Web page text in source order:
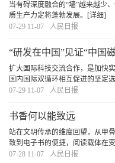
当有碍深度融合的“墙”越来越少
质生产力定将蓬勃发展。 [详细]
07-29 11-07
人民日报
“研发在中国”见证“中国
扩大国际科技交流合作，是加快
国内国际双循环相互促进的坚定
更加紧密融入中国产业链，分享
07-29 11-07 人民日报
书香何以能致远
站在文明传承的维度回望，从甲
致到电子书的便捷，阅读载体在
阅读的深意，正在于让每个个体
07-28 11-07 人民日报